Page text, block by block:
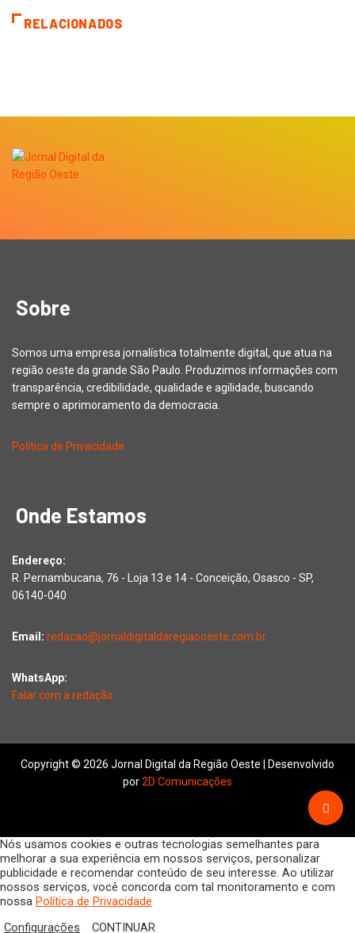
RELACIONADOS
Sobre
Somos uma empresa jornalística totalmente digital, que atua na
região oeste da grande São Paulo. Produzimos informações com
transparência, credibilidade, qualidade e agilidade, buscando
sempre o aprimoramento da democracia.
Política de Privacidade
Onde Estamos
Endereço:
R. Pernambucana, 76 - Loja 13 e 14 - Conceição, Osasco - SP,
06140-040
Email: redacao@jornaldigitaldaregiaooeste.com.br
WhatsApp:
Falar com a redação
Copyright © 2026 Jornal Digital da Região Oeste | Desenvolvido
por2D Comunicações
Nós usamos cookies e outras tecnologias semelhantes para
melhorar a sua experiência em nossos serviços, personalizar
publicidade e recomendar conteúdo de seu interesse. Ao utilizar
nossos serviços, você concorda com tal monitoramento e com
nossa Política de Privacidade
Configurações
CONTINUAR